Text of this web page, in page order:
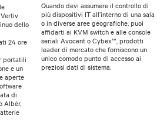
dello
24 ore
portatili
e un
aperte
di
Albér,
Quando devi assumere il controllo di
più dispositivi IT all’interno di una sala
o in diverse aree geografiche, puoi
affidarti ai KVM switch e alle console
seriali Avocent o Cybex™, prodotti
leader di mercato che forniscono un
unico comodo punto di accesso ai
preziosi dati di sistema.